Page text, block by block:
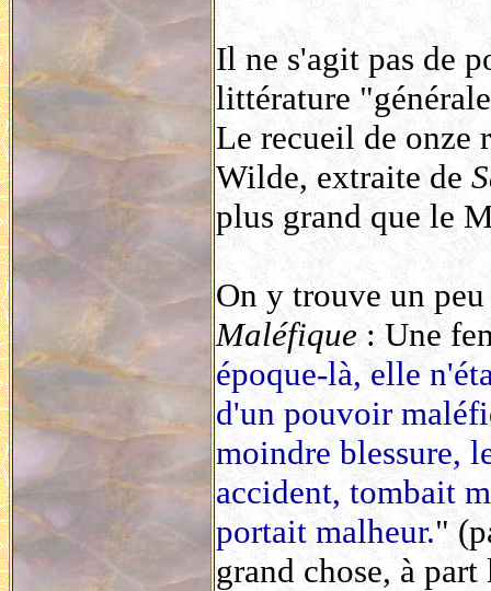
Il ne s'agit pas de
littérature
Le recueil de onze
Wilde, extraite de
plus grand que le
On y trouve un
Maléfique : Une
époque-là, elle
d'un pouvoir
moindre blessure,
accident, tombait
portait malheur."
grand chose, à